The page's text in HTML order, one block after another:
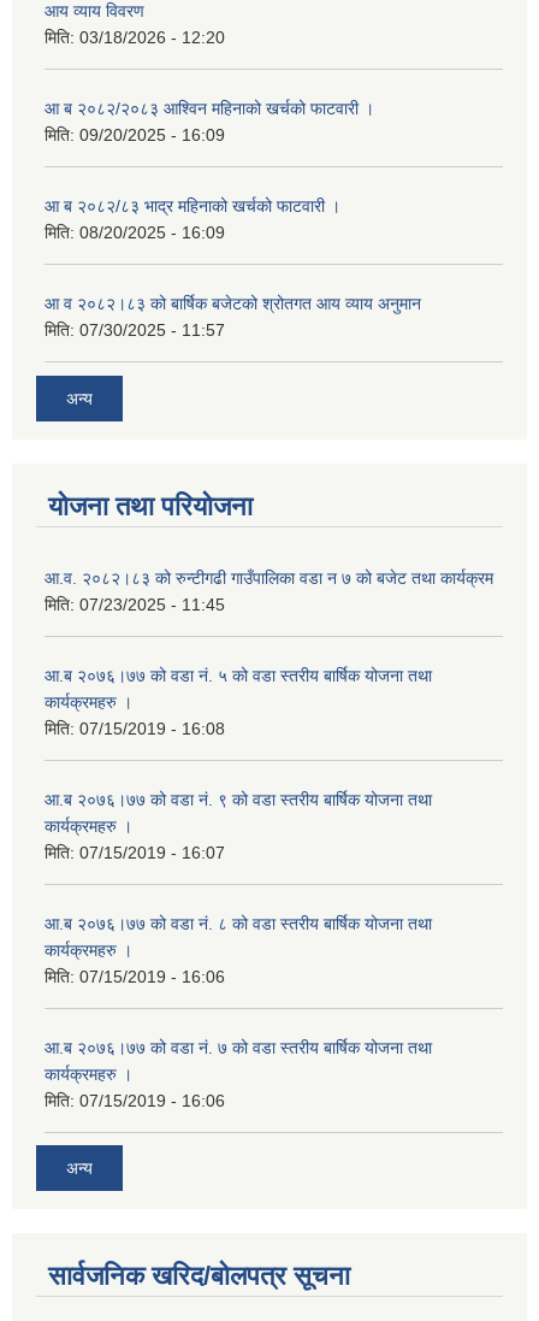
आय व्याय विवरण
मिति: 03/18/2026 - 12:20
आ ब २०८२/२०८३ आश्विन महिनाको खर्चको फाटवारी ।
मिति: 09/20/2025 - 16:09
आ ब २०८२/८३ भाद्र महिनाको खर्चको फाटवारी ।
मिति: 08/20/2025 - 16:09
आ व २०८२।८३ को बार्षिक बजेटको श्रोतगत आय व्याय अनुमान
मिति: 07/30/2025 - 11:57
अन्य
योजना तथा परियोजना
आ.व. २०८२।८३ को रुन्टीगढी गाउँपालिका वडा न ७ को बजेट तथा कार्यक्रम
मिति: 07/23/2025 - 11:45
आ.ब २०७६।७७ को वडा नं. ५ को वडा स्तरीय बार्षिक योजना तथा
कार्यक्रमहरु ।
मिति: 07/15/2019 - 16:08
आ.ब २०७६।७७ को वडा नं. ९ को वडा स्तरीय बार्षिक योजना तथा
कार्यक्रमहरु ।
मिति: 07/15/2019 - 16:07
आ.ब २०७६।७७ को वडा नं. ८ को वडा स्तरीय बार्षिक योजना तथा
कार्यक्रमहरु ।
मिति: 07/15/2019 - 16:06
आ.ब २०७६।७७ को वडा नं. ७ को वडा स्तरीय बार्षिक योजना तथा
कार्यक्रमहरु ।
मिति: 07/15/2019 - 16:06
अन्य
सार्वजनिक खरिद/बोलपत्र सूचना